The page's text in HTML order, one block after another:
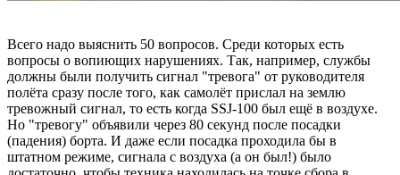
Всего надо выяснить 50 вопросов. Среди которых есть
вопросы о вопиющих нарушениях. Так, например, службы
должны были получить сигнал "тревога" от руководителя
полёта сразу после того, как самолёт прислал на землю
тревожный сигнал, то есть когда SSJ-100 был ещё в воздухе.
Но "тревогу" объявили через 80 секунд после посадки
(падения) борта. И даже если посадка проходила бы в
штатном режиме, сигнала с воздуха (а он был!) было